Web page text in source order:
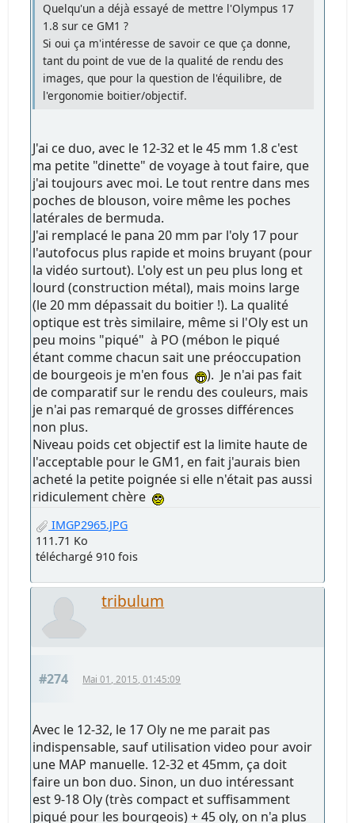
Quelqu'un a déjà essayé de mettre l'Olympus 17
1.8 sur ce GM1 ?
Si oui ça m'intéresse de savoir ce que ça donne,
tant du point de vue de la qualité de rendu des
images, que pour la question de l'équilibre, de
l'ergonomie boitier/objectif.
J'ai ce duo, avec le 12-32 et le 45 mm 1.8 c'est
ma petite "dinette" de voyage à tout faire, que
j'ai toujours avec moi. Le tout rentre dans mes
poches de blouson, voire même les poches
latérales de bermuda.
J'ai remplacé le pana 20 mm par l'oly 17 pour
l'autofocus plus rapide et moins bruyant (pour
la vidéo surtout). L'oly est un peu plus long et
lourd (construction métal), mais moins large
(le 20 mm dépassait du boitier !). La qualité
optique est très similaire, même si l'Oly est un
peu moins "piqué" à PO (mébon le piqué
étant comme chacun sait une préoccupation
de bourgeois je m'en fous
). Je n'ai pas fait
de comparatif sur le rendu des couleurs, mais
je n'ai pas remarqué de grosses différences
non plus.
Niveau poids cet objectif est la limite haute de
l'acceptable pour le GM1, en fait j'aurais bien
acheté la petite poignée si elle n'était pas aussi
ridiculement chère
IMGP2965.JPG
111.71 Ko
téléchargé 910 fois
tribulum
#274 Mai 01, 2015, 01:45:09
Avec le 12-32, le 17 Oly ne me parait pas
indispensable, sauf utilisation video pour avoir
une MAP manuelle. 12-32 et 45mm, ça doit
faire un bon duo. Sinon, un duo intéressant
est 9-18 Oly (très compact et suffisamment
piqué pour les bourgeois) + 45 oly, on n'a plus